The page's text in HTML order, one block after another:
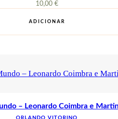
10,00 €
ADICIONAR
– Leonardo Coimbra e
ORLANDO VITORINO